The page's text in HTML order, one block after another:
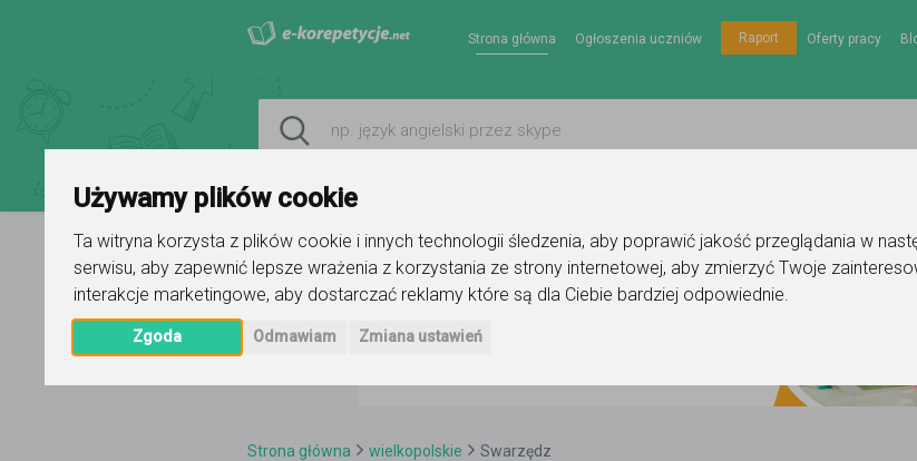
Używamy plików cookie
Ta witryna korzysta z plików cookie i innych technologii śledzenia, aby poprawić jakość przeglądania w
serwisu, aby zapewnić lepsze wrażenia z korzystania ze strony internetowej, aby zmierzyć Twoje
interakcje marketingowe, aby dostarczać reklamy które są dla Ciebie bardziej odpowiednie.
Zgoda Odmawiam Zmiana ustawień
Strona główna Ogłoszenia uczniów Raport Oferty pracy
Strona główna wielkopolskie Swarzędz